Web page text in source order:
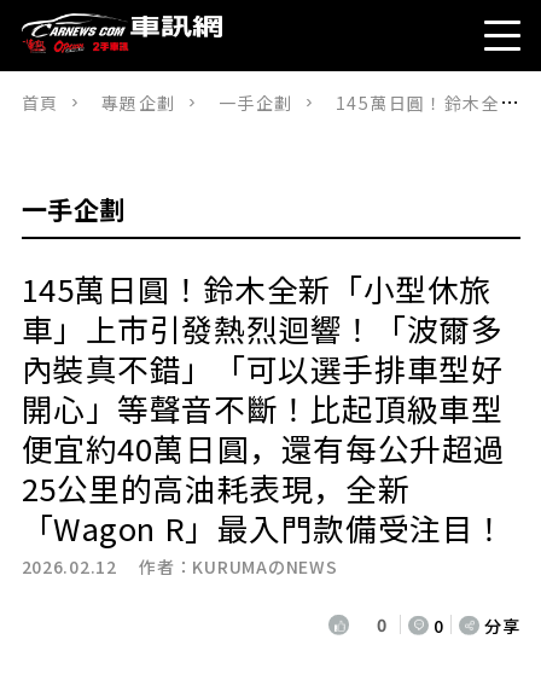
首頁 專題企劃 一手企劃 145萬日圓！鈴木全新「小型休旅車」上市引發熱烈迴響！「波爾多內裝真不錯」「可以選手排車型好開心」等聲音不斷！比起頂級車型便宜約40萬日圓，還有每公升超過25公里的高油耗表現，全新「Wagon R」最入門款備受注目！
一手企劃
145萬日圓！鈴木全新「小型休旅
車」上市引發熱烈迴響！「波爾多
內裝真不錯」「可以選手排車型好
開心」等聲音不斷！比起頂級車型
便宜約40萬日圓，還有每公升超過
25公里的高油耗表現，全新
「Wagon R」最入門款備受注目！
2026.02.12 作者： KURUMAのNEWS
0 0 分享